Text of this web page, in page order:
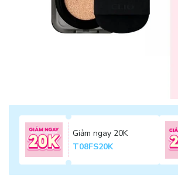
Giảm ngay 20K
T08FS20K